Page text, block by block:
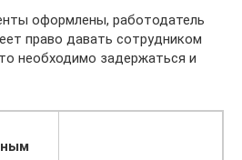
оформлены, работодатель
право давать сотрудником
необходимо задержаться и